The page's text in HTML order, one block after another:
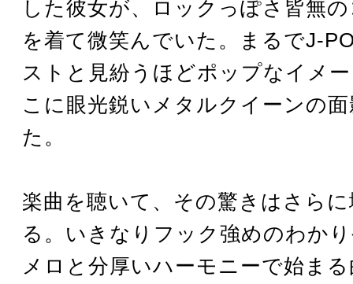
した彼女が、ロックっぽさ皆無
を着て微笑んでいた。まるでJ-
ストと見紛うほどポップなイメ
こに眼光鋭いメタルクイーンの
た。
楽曲を聴いて、その驚きはさら
る。いきなりフック強めのわか
メロと分厚いハーモニーで始ま